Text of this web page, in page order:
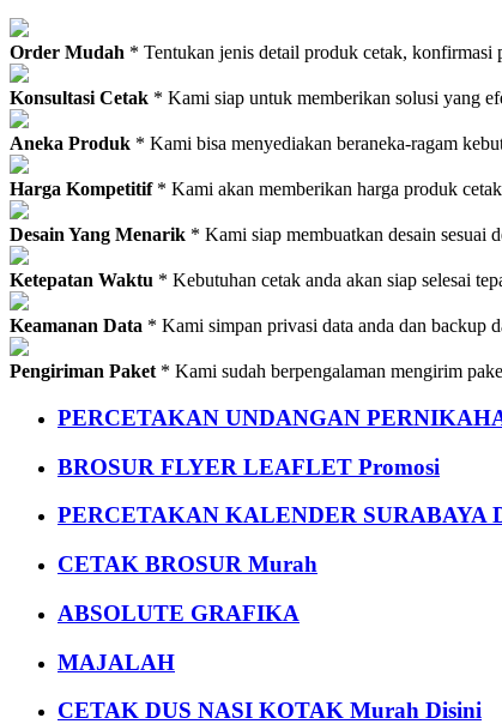
Order Mudah * Tentukan jenis detail produk cetak, konfirmasi
Konsultasi Cetak * Kami siap untuk memberikan solusi yang
Aneka Produk * Kami bisa menyediakan beraneka-ragam
Harga Kompetitif* Kami akan memberikan harga produk
Desain Yang Menarik * Kami siap membuatkan desain sesuai
Ketepatan Waktu * Kebutuhan cetak anda akan siap selesai
Keamanan Data * Kami simpan privasi data anda dan backup
Pengiriman Paket * Kami sudah berpengalaman mengirim
PERCETAKAN UNDANGAN
BROSUR FLYER LEAFLET Promosi
PERCETAKAN KALENDER SURABAYA
CETAK BROSUR Murah
ABSOLUTE GRAFIKA
MAJALAH
CETAK DUS NASI KOTAK Murah Disini